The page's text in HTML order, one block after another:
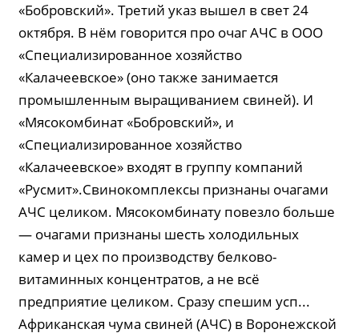
«Бобровский». Третий указ вышел в свет 24
октября. В нём говорится про очаг АЧС в ООО
«Специализированное хозяйство
«Калачеевское» (оно также занимается
промышленным выращиванием свиней). И
«Мясокомбинат «Бобровский», и
«Специализированное хозяйство
«Калачеевское» входят в группу компаний
«Русмит».Свинокомплексы признаны очагами
АЧС целиком. Мясокомбинату повезло больше
— очагами признаны шесть холодильных
камер и цех по производству белково-
витаминных концентратов, а не всё
предприятие целиком. Сразу спешим усп...
Африканская чума свиней (АЧС) в Воронежской